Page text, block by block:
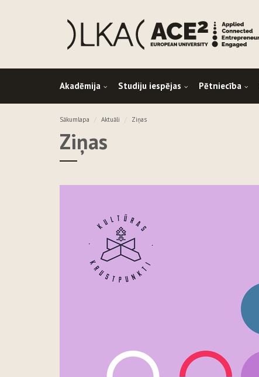
Akadēmija Studiju iespējas Pētniecība
Sākumlapa Aktuāli Ziņas
Ziņas